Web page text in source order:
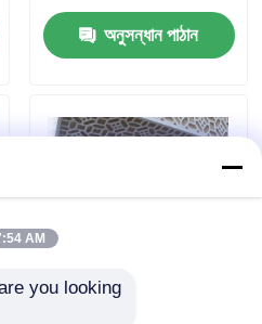
অনুসন্ধান পাঠান
AM
you looking